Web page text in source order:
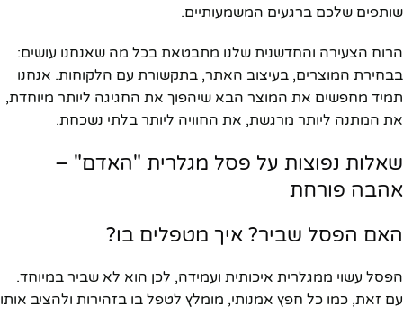
שותפים שלכם ברגעים המשמעותיים.
הרוח הצעירה והחדשנית שלנו מתבטאת בכל מה שאנחנו עושים:
בבחירת המוצרים, בעיצוב האתר, בתקשורת עם הלקוחות. אנחנו
תמיד מחפשים את המוצר הבא שיהפוך את החגיגה ליותר מיוחדת,
את המתנה ליותר מרגשת, את החוויה ליותר בלתי נשכחת.
שאלות נפוצות על פסל מגלרית "האדם" –
אהבה פורחת
האם הפסל שביר? איך מטפלים בו?
הפסל עשוי ממגלרית איכותית ועמידה, לכן הוא לא שביר במיוחד.
עם זאת, כמו כל חפץ אמנותי, מומלץ לטפל בו בזהירות ולהציב אותו